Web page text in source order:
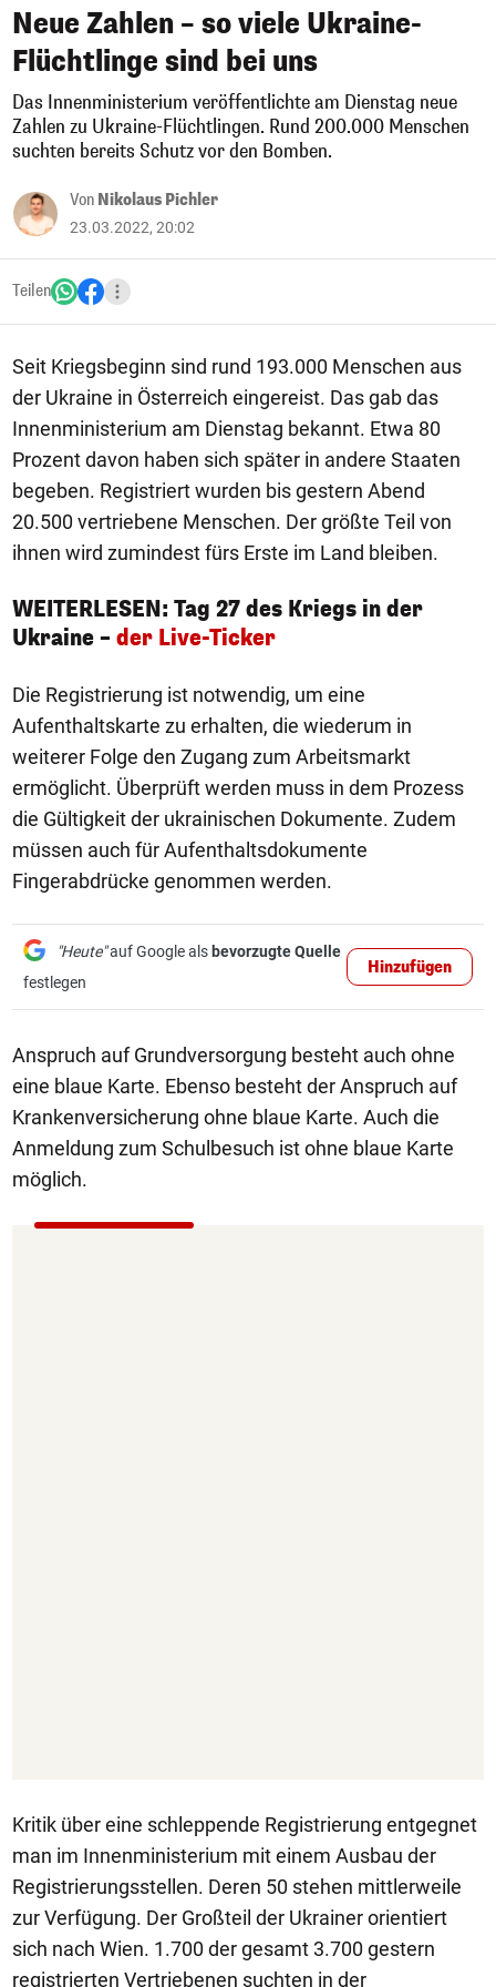
Neue Zahlen – so viele Ukraine-
Flüchtlinge sind bei uns
Das Innenministerium veröffentlichte am Dienstag neue
Zahlen zu Ukraine-Flüchtlingen. Rund 200.000 Menschen
suchten bereits Schutz vor den Bomben.
Von Nikolaus Pichler
23.03.2022, 20:02
Teilen
Seit Kriegsbeginn sind rund 193.000 Menschen aus
der Ukraine in Österreich eingereist. Das gab das
Innenministerium am Dienstag bekannt. Etwa 80
Prozent davon haben sich später in andere Staaten
begeben. Registriert wurden bis gestern Abend
20.500 vertriebene Menschen. Der größte Teil von
ihnen wird zumindest fürs Erste im Land bleiben.
WEITERLESEN: Tag 27 des Kriegs in der
Ukraine – der Live-Ticker
Die Registrierung ist notwendig, um eine
Aufenthaltskarte zu erhalten, die wiederum in
weiterer Folge den Zugang zum Arbeitsmarkt
ermöglicht. Überprüft werden muss in dem Prozess
die Gültigkeit der ukrainischen Dokumente. Zudem
müssen auch für Aufenthaltsdokumente
Fingerabdrücke genommen werden.
"Heute"auf Google als bevorzugte Quelle
festlegen
Hinzufügen
Anspruch auf Grundversorgung besteht auch ohne
eine blaue Karte. Ebenso besteht der Anspruch auf
Krankenversicherung ohne blaue Karte. Auch die
Anmeldung zum Schulbesuch ist ohne blaue Karte
möglich.
Kritik über eine schleppende Registrierung entgegnet
man im Innenministerium mit einem Ausbau der
Registrierungsstellen. Deren 50 stehen mittlerweile
zur Verfügung. Der Großteil der Ukrainer orientiert
sich nach Wien. 1.700 der gesamt 3.700 gestern
registrierten Vertriebenen suchten in der